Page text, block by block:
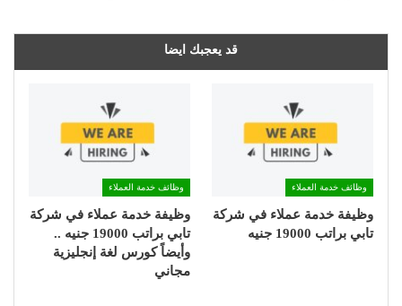
قد يعجبك ايضا
وظائف خدمة العملاء
وظيفة خدمة عملاء في شركة
تابي براتب 19000 جنيه
وظائف خدمة العملاء
وظيفة خدمة عملاء في شركة
تابي براتب 19000 جنيه ..
وأيضاً كورس لغة إنجليزية
مجاني